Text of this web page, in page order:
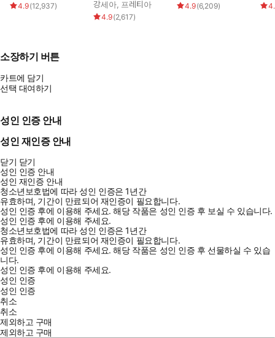
4.9(12,937) 강세아, 프레티아
4.9(2,617)
4.9(6,209)
소장하기 버튼
카트에 담기
선택 대여하기
성인 인증 안내
성인 재인증 안내
닫기 닫기
성인 인증 안내
성인 재인증 안내
청소년보호법에 따라 성인 인증은 1년간
유효하며, 기간이 만료되어 재인증이 필요합니다.
성인 인증 후에 이용해 주세요.해당 작품은 성인 인증 후 보실 수 있습니다.
성인 인증 후에 이용해 주세요.
청소년보호법에 따라 성인 인증은 1년간
유효하며, 기간이 만료되어 재인증이 필요합니다.
성인 인증 후에 이용해 주세요.해당 작품은 성인 인증 후 선물하실 수 있습
니다.
성인 인증 후에 이용해 주세요.
성인 인증
성인 인증
취소
취소
제외하고 구매
제외하고 구매